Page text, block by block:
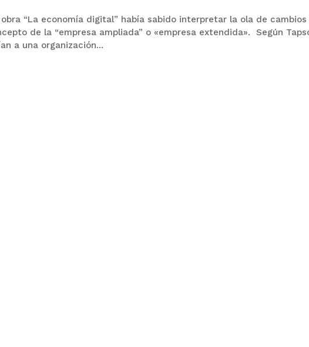
“La economía digital” había sabido interpretar la ola de
de la “empresa ampliada” o «empresa extendida». Según
a una organización...